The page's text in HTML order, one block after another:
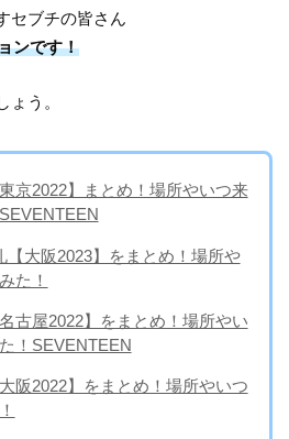
セブチの皆さん
ンです！
う。
京2022】まとめ！場所やいつ来
【大阪2023】をまとめ！場所や
た！
古屋2022】をまとめ！場所やい
！SEVENTEEN
阪2022】をまとめ！場所やいつ